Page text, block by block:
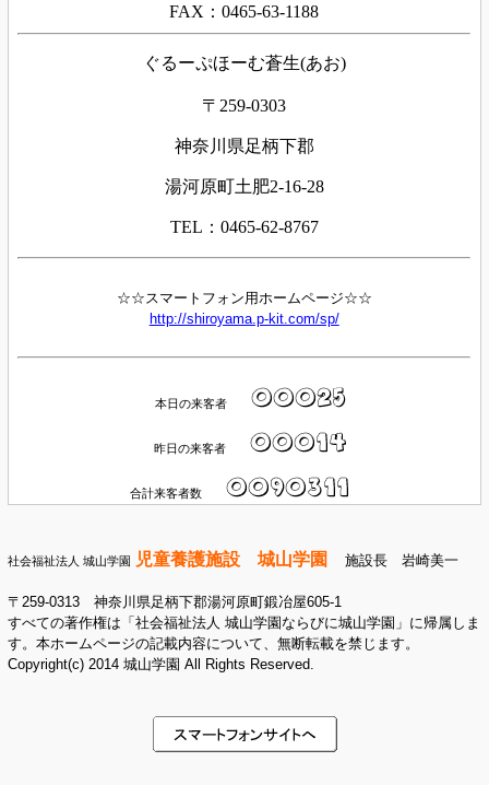
FAX：0465-63-1188
ぐるーぷほーむ蒼生(あお)
〒259-0303
神奈川県足柄下郡
湯河原町土肥2-16-28
TEL：0465-62-8767
☆☆スマートフォン用ホームページ☆☆
http://shiroyama.p-kit.com/sp/
本日の来客者
昨日の来客者
合計来客者数
社会福祉法人 城山学園 児童養護施設 城山学園 施設長 岩崎美一
〒259-0313 神奈川県足柄下郡湯河原町鍛冶屋605-1
すべての著作権は「社会福祉法人 城山学園ならびに城山学園」に帰属しま
す。本ホームページの記載内容について、無断転載を禁じます。
Copyright(c) 2014 城山学園 All Rights Reserved.